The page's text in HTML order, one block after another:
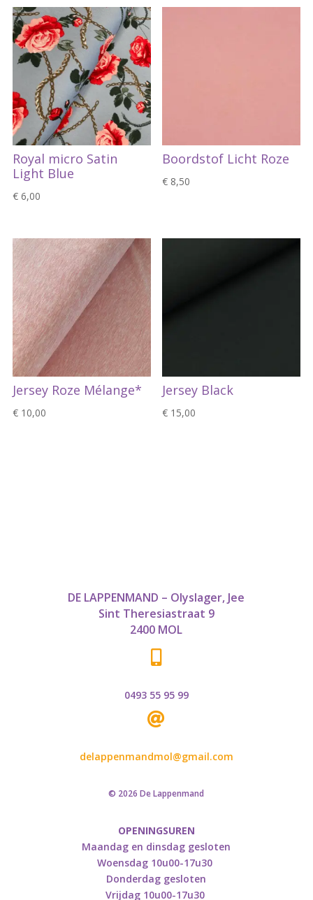
Royal micro Satin
Light Blue
€6,00
Boordstof Licht Roze
€ 8,50
Jersey Roze Mélange*
€10,00
Jersey Black
€ 15,00
DE LAPPENMAND – Olyslager, Jee
Sint Theresiastraat 9
2400 MOL
0493 55 95 99

delappenmandmol@gmail.com
© 2026 De Lappenmand
OPENINGSUREN
Maandag en dinsdag gesloten
Woensdag 10u00-17u30
Donderdag gesloten
Vrijdag 10u00-17u30